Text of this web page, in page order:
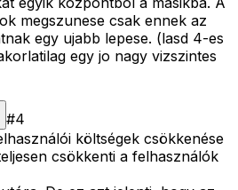
megszunese csak ennek az
egy ujabb lepese. (lasd 4-es
egy jo nagy vizszintes
#4
költségek csökkenése
csökkenti a felhasználók